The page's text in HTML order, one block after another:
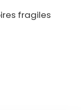
fragiles